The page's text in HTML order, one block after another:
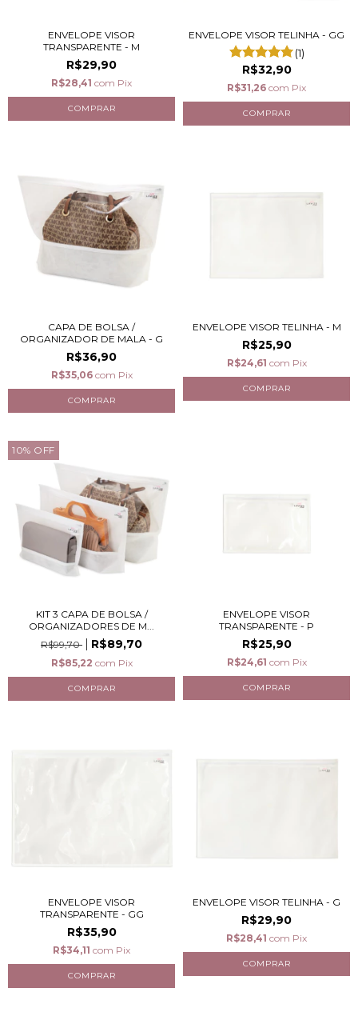
ENVELOPE VISOR
TRANSPARENTE - M
R$29,90
R$28,41 com Pix
ENVELOPE VISOR TELINHA - GG
(1)
R$32,90
R$31,26 com Pix
CAPA DE BOLSA /
ORGANIZADOR DE MALA - G
R$36,90
R$35,06 com Pix
ENVELOPE VISOR TELINHA - M
R$25,90
R$24,61 com Pix
10% OFF
KIT 3 CAPA DE BOLSA /
ORGANIZADORES DE M...
R$99,70
R$89,70
R$85,22 com Pix
ENVELOPE VISOR
TRANSPARENTE - P
R$25,90
R$24,61 com Pix
ENVELOPE VISOR
TRANSPARENTE - GG
R$35,90
R$34,11 com Pix
ENVELOPE VISOR TELINHA - G
R$29,90
R$28,41 com Pix